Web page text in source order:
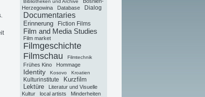
Bibliotheken und Archive
Herzegowina
Database Dialog
Documentaries
Erinnerung Fiction Films
Film and Media Studies
Film market
Filmgeschichte
Filmschau
Filmtechnik
Frühes Kino Hommage
Identity Kosovo Kroatien
Kulturinstitute
Kurzfilm
Lektüre
Literatur und Visuelle
Kultur
local artists
Minderheiten